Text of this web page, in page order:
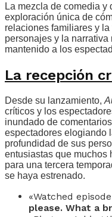
La mezcla de comedia y
exploración única de
relaciones familiares y
personajes y la
mantenido a los
La recepción
Desde su lanzamiento,
críticos y los
inundado de
espectadores elogiando
profundidad de sus
entusiastas que muchos
para una tercera
se haya estrenado.
«Watched
please. What a